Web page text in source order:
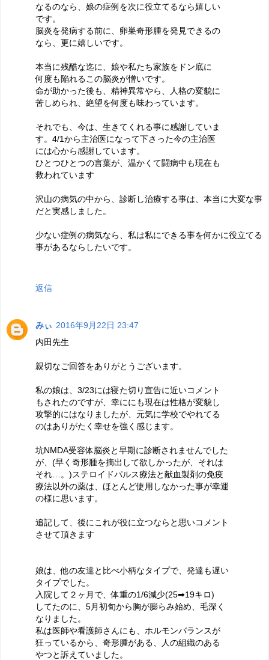
なるのなら、娘の症例を次に役立てるなら嬉しい
です。
脳炎を発病する前に、卵巣奇形腫を発見できるの
なら、更に嬉しいです。
本当に残酷な迄に、娘や私たち家族をドン底に
何度も陥れるこの脳炎が憎いです。
命が助かった後も、精神異常やら、人格の変貌に
苦しめられ、絶望を何度も味わっています。
それでも、今は、生きてくれる事に感謝していま
す。4/1から主治医になって下さった今の主治医
には心から感謝しています。
ひとつひとつの言葉が、温かくて闘病中も現在も
救われています
沢山の病気の中から、診断し治療する事は、本当に大変な事
だと実感しました。
少ない症例の病気なら、私は私にできる事を何かに役立てる
事があるならしたいです。
返信
みぃ 2016年9月22日 23:47
内田先生
親切なご回答をありがとうございます。
私の娘は、3/23には寝た切り宣告に近いコメント
もされたのですが、幸ににも現在は性格が変貌し
攻撃的にはなりましたが、元気に学校でやれてる
のはありがたく幸せを強く感じます。
坑NMDA受容体脳炎と早期に診断されませんでした
が、(早く奇形腫を摘出して欲しかったが、それは
それ…。)ステロイドパルス療法と献血製剤の免疫
療法以外の薬は、ほとんど使用しなかった事が幸運
の様に思います。
追記して、後にこれが役に立つならと思いコメント
させて頂きます
娘は、他の友達と比べ小柄なタイプで、発達も遅い
タイプでした。
入院して２ヶ月で、体重の1/6減少(25➡19キロ)
してたのに、5月初旬から胸が膨らみ始め、毛深く
なりました。
私は医師や看護師さんにも、ホルモンバランスが
狂っているから、奇形腫がある、人の組織のある
やつと訴えていました。